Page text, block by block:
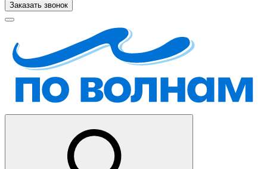
Заказать звонок